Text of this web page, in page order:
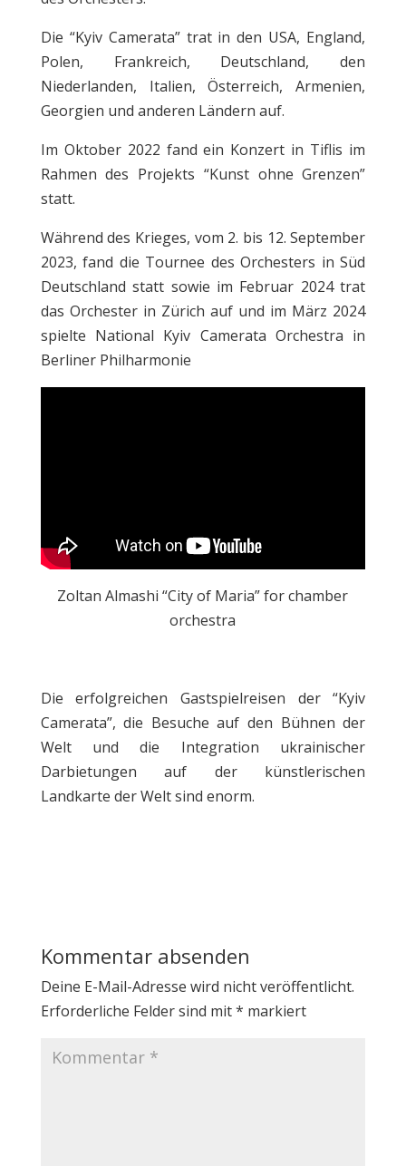
Die “Kyiv Camerata” trat in den USA, England,
Polen, Frankreich, Deutschland, den
Niederlanden, Italien, Österreich, Armenien,
Georgien und anderen Ländern auf.
Im Oktober 2022 fand ein Konzert in Tiflis im
Rahmen des Projekts “Kunst ohne Grenzen”
statt.
Während des Krieges, vom 2. bis 12. September
2023, fand die Tournee des Orchesters in Süd
Deutschland statt sowie im Februar 2024 trat
das Orchester in Zürich auf und im März 2024
spielte National Kyiv Camerata Orchestra in
Berliner Philharmonie
ZoltanAlmashi “City of Maria” for chamber
orchestra
Die erfolgreichen Gastspielreisen der “Kyiv
Camerata”, die Besuche auf den Bühnen der
Welt und die Integration ukrainischer
Darbietungen auf der künstlerischen
Landkarte der Welt sind enorm.
Kommentar absenden
Deine E-Mail-Adresse wird nicht veröffentlicht.
Erforderliche Felder sind mit* markiert